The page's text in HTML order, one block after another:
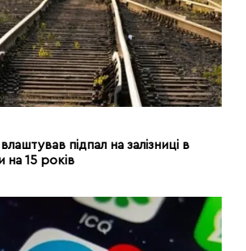
підпал на залізниці в
на 15 років